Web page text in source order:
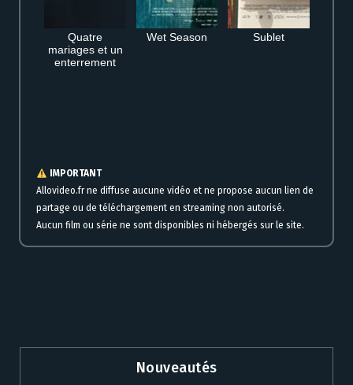
Quatre
mariages et un
enterrement
Wet Season Sublet
IMPORTANT
Allovideo.fr ne diffuse aucune vidéo et ne propose aucun lien de
partage ou de téléchargement en streaming non autorisé.
Aucun film ou série ne sont disponibles ni hébergés sur le site.
Nouveautés